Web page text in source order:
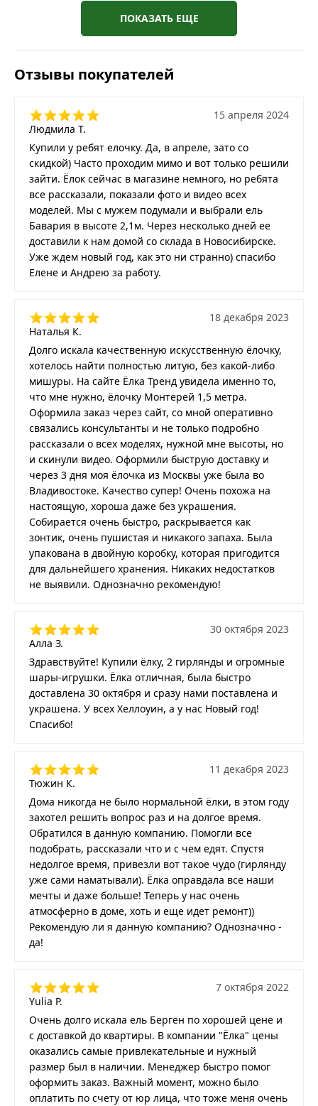
ПОКАЗАТЬ ЕЩЕ
Отзывы покупателей
Людмила Т.
15 апреля 2024
Купили у ребят елочку. Да, в апреле, зато со
скидкой) Часто проходим мимо и вот только решили
зайти. Ёлок сейчас в магазине немного, но ребята
все рассказали, показали фото и видео всех
моделей. Мы с мужем подумали и выбрали ель
Бавария в высоте 2,1м. Через несколько дней ее
доставили к нам домой со склада в Новосибирске.
Уже ждем новый год, как это ни странно) спасибо
Елене и Андрею за работу.
Наталья К.
18 декабря 2023
Долго искала качественную искусственную ёлочку,
хотелось найти полностью литую, без какой-либо
мишуры. На сайте Ёлка Тренд увидела именно то,
что мне нужно, ёлочку Монтерей 1,5 метра.
Оформила заказ через сайт, со мной оперативно
связались консультанты и не только подробно
рассказали о всех моделях, нужной мне высоты, но
и скинули видео. Оформили быструю доставку и
через 3 дня моя ёлочка из Москвы уже была во
Владивостоке. Качество супер! Очень похожа на
настоящую, хороша даже без украшения.
Собирается очень быстро, раскрывается как
зонтик, очень пушистая и никакого запаха. Была
упакована в двойную коробку, которая пригодится
для дальнейшего хранения. Никаких недостатков
не выявили. Однозначно рекомендую!
Алла З.
30 октября 2023
Здравствуйте! Купили ёлку, 2 гирлянды и огромные
шары-игрушки. Ёлка отличная, была быстро
доставлена 30 октября и сразу нами поставлена и
украшена. У всех Хеллоуин, а у нас Новый год!
Спасибо!
Тюжин К.
11 декабря 2023
Дома никогда не было нормальной ёлки, в этом году
захотел решить вопрос раз и на долгое время.
Обратился в данную компанию. Помогли все
подобрать, рассказали что и с чем едят. Спустя
недолгое время, привезли вот такое чудо (гирлянду
уже сами наматывали). Ёлка оправдала все наши
мечты и даже больше! Теперь у нас очень
атмосферно в доме, хоть и еще идет ремонт))
Рекомендую ли я данную компанию? Однозначно -
да!
Yulia P.
7 октября 2022
Очень долго искала ель Берген по хорошей цене и
с доставкой до квартиры. В компании "Ёлка" цены
оказались самые привлекательные и нужный
размер был в наличии. Менеджер быстро помог
оформить заказ. Важный момент, можно было
оплатить по счету от юр лица, что тоже меня очень